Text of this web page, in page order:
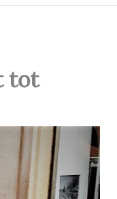
tot